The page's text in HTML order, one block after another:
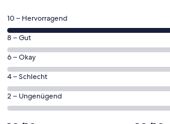
einem
neuen
Fenster
geöffnet
1
von
insgesamt
1
Gästebewertungen
haben
eine
Bewertung
von
10 – Hervorragend
0
von
insgesamt
1
Gästebewertungen
haben
8 – Gut
0
von
insgesamt
1
Gästebewertungen
6 – Okay
0
von
insgesamt
4 – Schlecht
0
von
2 – Ungenügend